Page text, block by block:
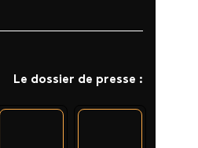
Le dossier de presse :